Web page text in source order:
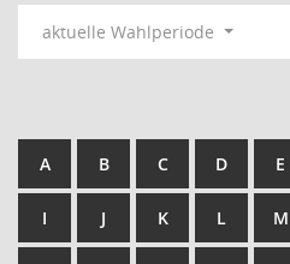
aktuelle Wahlperiode
A B C D E
I J K L M